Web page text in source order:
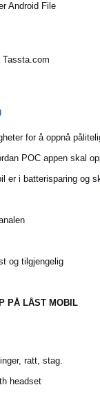
Android File
for å oppnå
POC appen skal
er i batterisparing og
og tilgjengelig
PÅ LÅST MOBIL
ratt, stag.
headset